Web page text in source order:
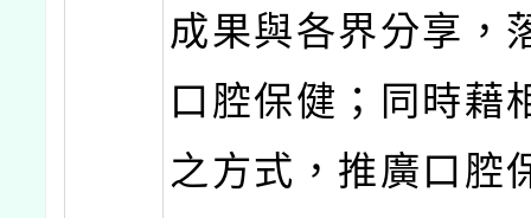
成果與各界分享，
口腔保健；同時藉
之方式，推廣口腔